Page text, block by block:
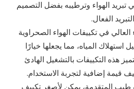
تبريد الهواء وترطيبه بفضل التصميم
الفعال.
العالي في تكييفات الهواء الصحراوية
استهلاك المياه، مما يجعلها خيارًا
هذه التكييفات بالتشغيل الهادئ
قيمة إضافية لتجربة الاستخدام.
المتقدمة، يمكن لأصغر تكييف